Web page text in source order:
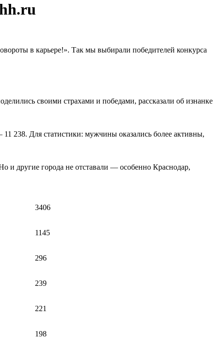
в карьере!». Так мы выбирали победителей конкурса
своими страхами и победами, рассказали об изнанке
238. Для статистики: мужчины оказались более активны,
другие города не отставали — особенно Краснодар,
3406
1145
296
239
221
198